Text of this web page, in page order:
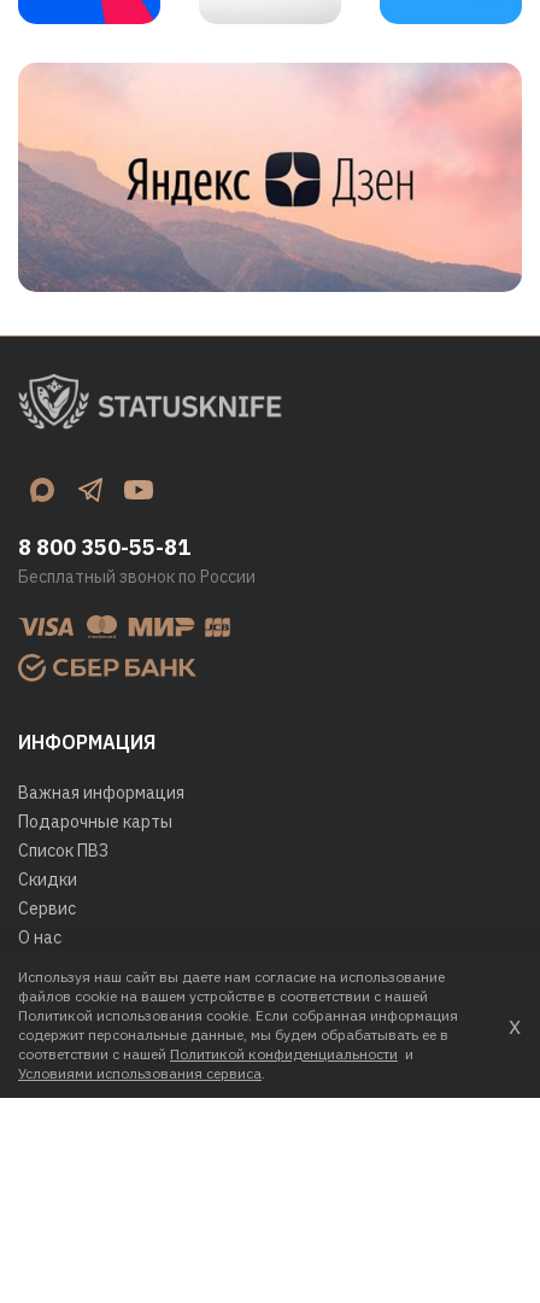
ИНФОРМАЦИЯ
Важная информация
Подарочные карты
Список ПВЗ
Скидки
Сервис
О нас
МОЙ АККАУНТ
Вход в личный кабинет
Корзина
8 800 350-55-81
Бесплатный звонок по России
Используя наш сайт вы даете нам согласие на использование
файлов cookie на вашем устройстве в соответствии с нашей
Политикой использования cookie. Если собранная информация
содержит персональные данные, мы будем обрабатывать ее в
соответствии с нашей Политикой конфиденциальности и
Условиями использования сервиса.
х